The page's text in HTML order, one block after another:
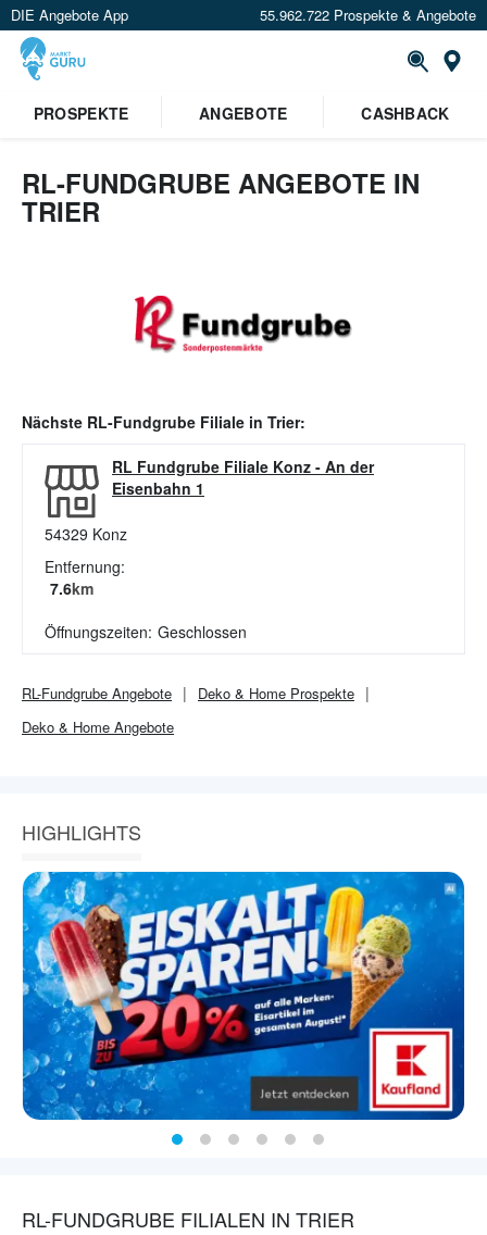
DIE Angebote App 55.962.722 Prospekte & Angebote
PROSPEKTE
ANGEBOTE CASHBACK
RL-FUNDGRUBE ANGEBOTE IN
TRIER
Nächste RL-Fundgrube Filiale in Trier:
RL Fundgrube Filiale Konz - An der
Eisenbahn 1
54329 Konz
Entfernung:
7.6km
Öffnungszeiten: Geschlossen
RL-Fundgrube Angebote Deko & Home Prospekte
Deko & Home Angebote
HIGHLIGHTS
RL-FUNDGRUBE FILIALEN IN TRIER